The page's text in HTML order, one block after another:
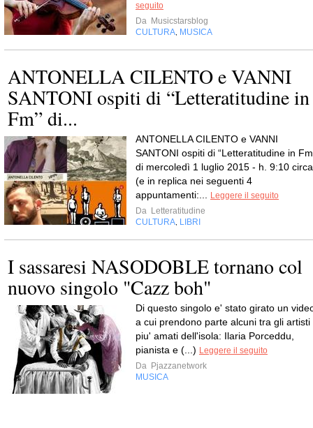
seguito
Da Musicstarsblog
CULTURA MUSICA
ANTONELLA CILENTO e VANNI
SANTONI ospiti di “Letteratitudine in
Fm” di...
ANTONELLA CILENTO e VANNI
SANTONI ospiti di “Letteratitudine in
di mercoledì 1 luglio 2015 - h. 9:10 circa
(e in replica nei seguenti 4
appuntamenti:...
Leggere il seguito
Da Letteratitudine
CULTURA LIBRI
I sassaresi NASODOBLE tornano col
nuovo singolo "Cazz boh"
Di questo singolo e' stato girato un
a cui prendono parte alcuni tra gli artisti
piu' amati dell'isola: Ilaria Porceddu,
pianista e (...) Leggere il seguito
Da Pjazzanetwork
MUSICA